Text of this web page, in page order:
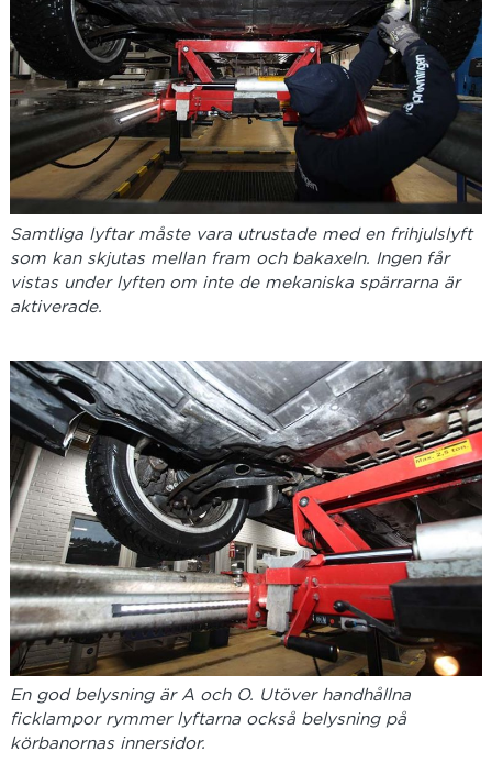
Samtliga lyftar måste vara utrustade med en frihjulslyft
som kan skjutas mellan fram och bakaxeln. Ingen får
vistas under lyften om inte de mekaniska spärrarna är
aktiverade.
En god belysning är A och O. Utöver handhållna
ficklampor rymmer lyftarna också belysning på
körbanornas innersidor.